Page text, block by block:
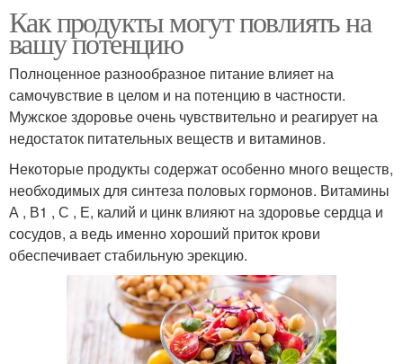
Как продукты могут повлиять на
вашу потенцию
Полноценное разнообразное питание влияет на
самочувствие в целом и на потенцию в частности.
Мужское здоровье очень чувствительно и реагирует на
недостаток питательных веществ и витаминов.
Некоторые продукты содержат особенно много веществ,
необходимых для синтеза половых гормонов. Витамины
А , В1 , С , Е, калий и цинк влияют на здоровье сердца и
сосудов, а ведь именно хороший приток крови
обеспечивает стабильную эрекцию.